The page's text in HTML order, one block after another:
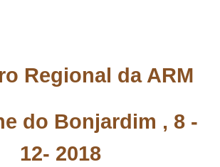
Regional da ARM
do Bonjardim , 8 -
12- 2018